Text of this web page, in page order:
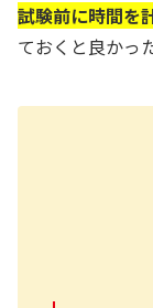
試験前に時間を
ておくと良かっ